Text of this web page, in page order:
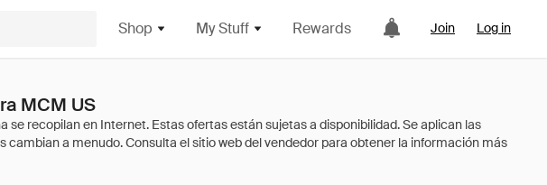
Shop My Stuff Rewards Join Log in
MCM US